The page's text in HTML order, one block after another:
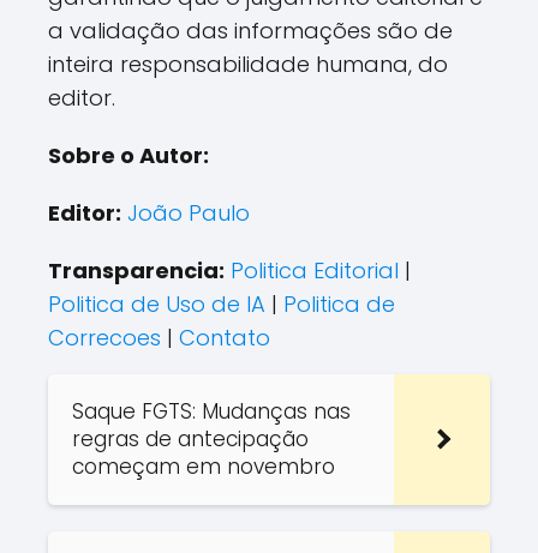
a validação das informações são de
inteira responsabilidade humana, do
editor.
Sobre o Autor:
Editor: João Paulo
Transparencia: Politica Editorial |
Politica de Uso de IA | Politica de
Correcoes | Contato
Saque FGTS: Mudanças nas
regras de antecipação
começam em novembro